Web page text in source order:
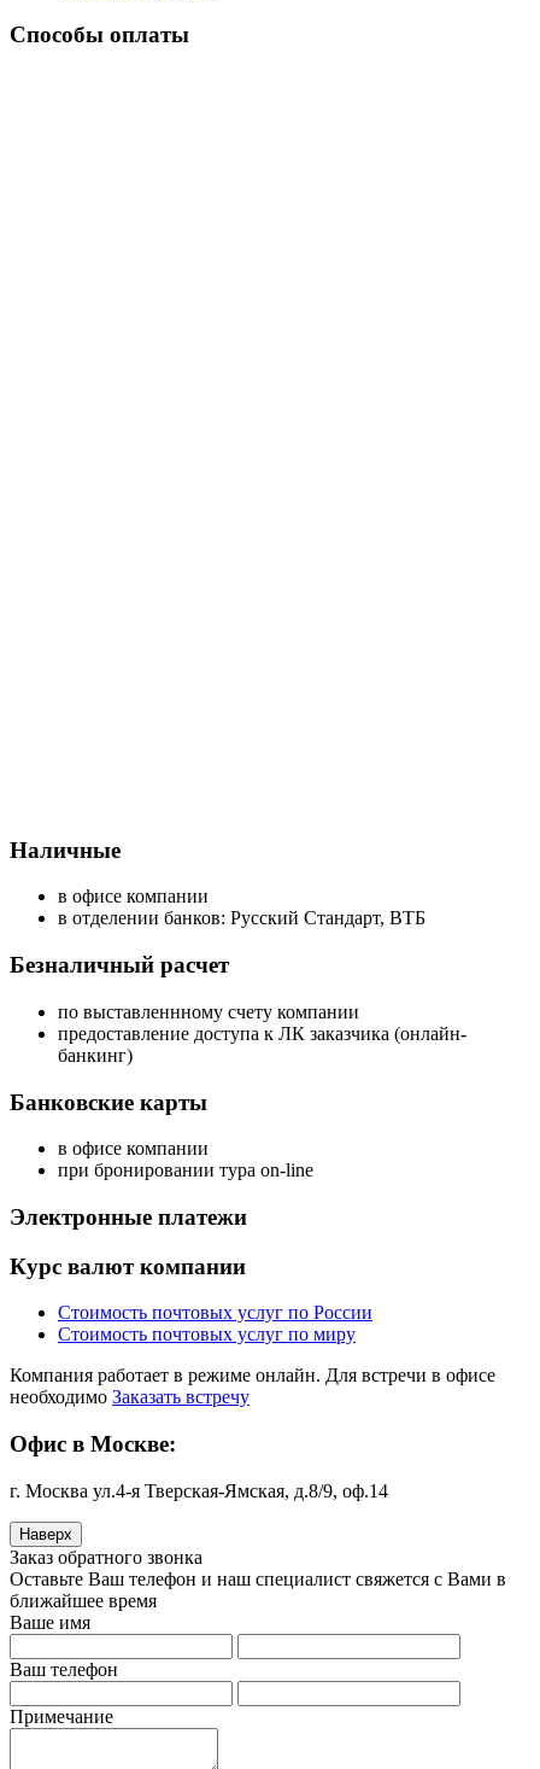
Способы оплаты
Наличные
в офисе компании
в отделении банков: Русский Стандарт, ВТБ
Безналичный расчет
по выставленнному счету компании
предоставление доступа к ЛК заказчика (онлайн-
банкинг)
Банковские карты
в офисе компании
при бронировании тура on-line
Электронные платежи
Курс валют компании
Стоимость почтовых услуг по России
Стоимость почтовых услуг по миру
Компания работает в режиме онлайн. Для встречи в офисе
необходимо Заказать встречу
Офис в Москве:
г. Москва ул.4-я Тверская-Ямская, д.8/9, оф.14
Наверх
Заказ обратного звонка
Оставьте Ваш телефон и наш специалист свяжется с Вами в
ближайшее время
Ваше имя
Ваш телефон
Примечание